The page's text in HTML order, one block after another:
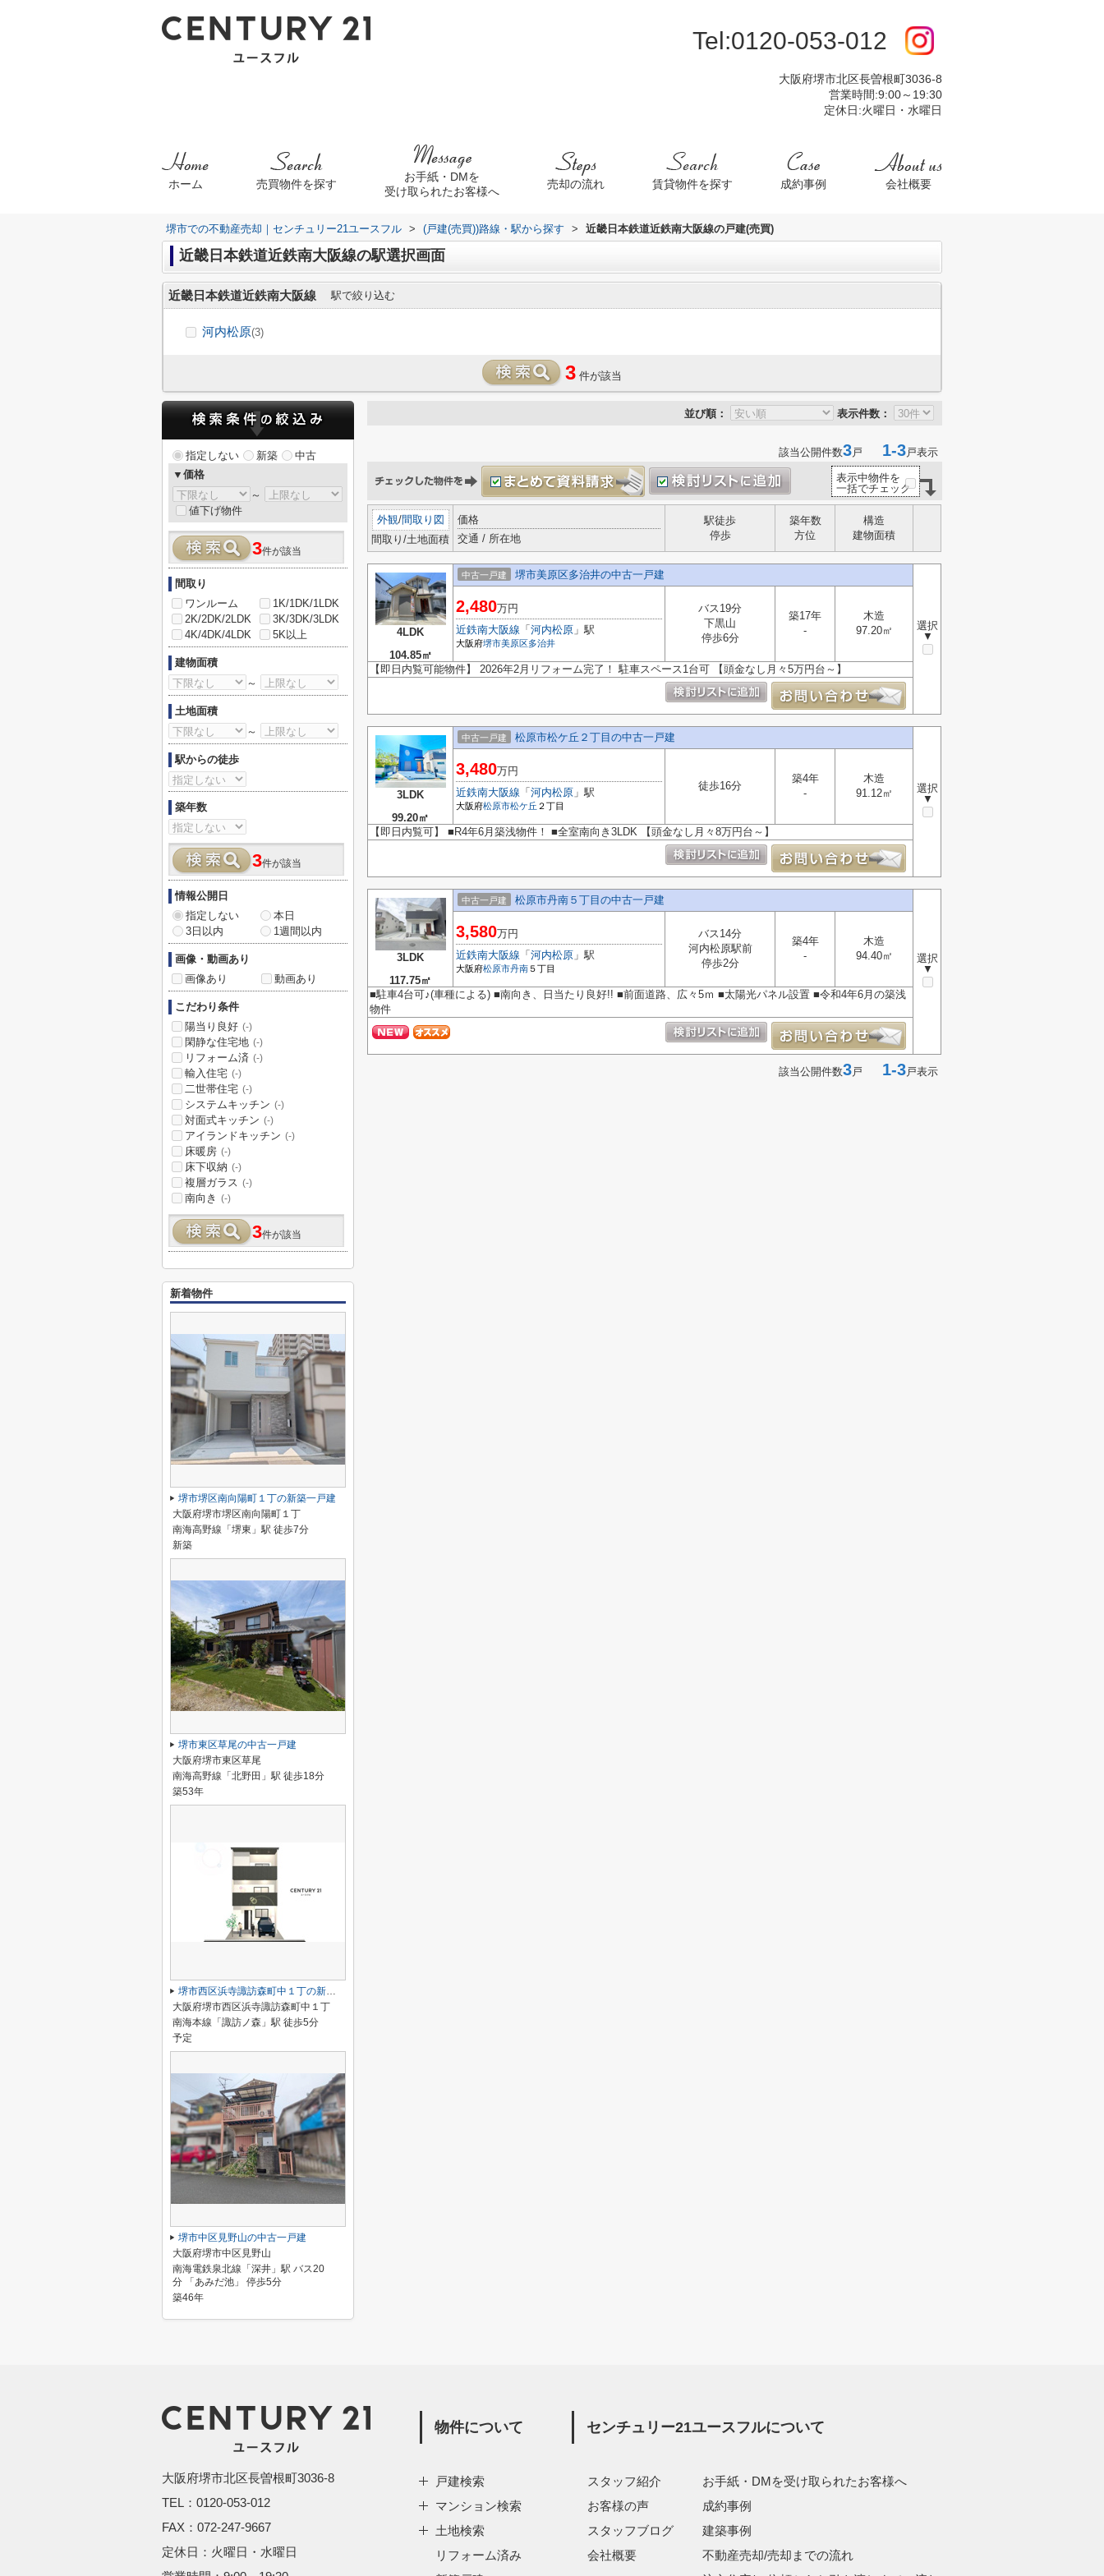
Tel:0120-053-012
大阪府堺市北区長曽根町3036-8
営業時間:9:00～19:30
定休日:火曜日・水曜日
ホーム 売買物件を探す
お手紙・DMを
受け取られたお客様へ
売却の流れ 賃貸物件を探す 成約事例 会社概要
堺市での不動産売却｜センチュリー21ユースフル > (戸建(売買))路線・駅から探す > 近畿日本鉄道近鉄南大阪線の戸建(売買)
近畿日本鉄道近鉄南大阪線の駅選択画面
近畿日本鉄道近鉄南大阪線 駅で絞り込む
河内松原(3)
3 件が該当
並び順： 表示件数：
該当公開件数3戸 1-3戸表示
表示中物件を
一括でチェック
外観/間取り図
間取り/土地面積
価格
交通 / 所在地
駅徒歩
停歩
築年数
方位
構造
建物面積
4LDK
104.85㎡
中古一戸建 堺市美原区多治井の中古一戸建
選択
▼
2,480万円
近鉄南大阪線 「 河内松原 」駅
大阪府堺市美原区多治井
バス19分
下黒山
停歩6分
築17年
-
木造
97.20㎡
【即日内覧可能物件】 2026年2月リフォーム完了！ 駐車スペース1台可 【頭金なし月々5万円台～】
3LDK
99.20㎡
中古一戸建 松原市松ケ丘２丁目の中古一戸建
選択
▼
3,480万円
近鉄南大阪線 「 河内松原 」駅
大阪府松原市松ケ丘 ２丁目
徒歩16分
築4年
-
木造
91.12㎡
【即日内覧可】 ■R4年6月築浅物件！ ■全室南向き3LDK 【頭金なし月々8万円台～】
3LDK
117.75㎡
中古一戸建 松原市丹南５丁目の中古一戸建
選択
▼
3,580万円
近鉄南大阪線 「 河内松原 」駅
大阪府松原市丹南 ５丁目
バス14分
河内松原駅前
停歩2分
築4年
-
木造
94.40㎡
■駐車4台可♪(車種による) ■南向き、日当たり良好!! ■前面道路、広々5ｍ ■太陽光パネル設置 ■令和4年6月の築浅
物件
該当公開件数3戸 1-3戸表示
指定しない 新築
中古
▼価格
～
値下げ物件
3件が該当
間取り
ワンルーム
1K/1DK/1LDK
2K/2DK/2LDK
3K/3DK/3LDK
4K/4DK/4LDK
5K以上
建物面積
～
土地面積
～
駅からの徒歩
築年数
3件が該当
情報公開日
指定しない
本日
3日以内
1週間以内
画像・動画あり
画像あり
動画あり
こだわり条件
陽当り良好 (-)
閑静な住宅地 (-)
リフォーム済 (-)
輸入住宅 (-)
二世帯住宅 (-)
システムキッチン (-)
対面式キッチン (-)
アイランドキッチン (-)
床暖房 (-)
床下収納 (-)
複層ガラス (-)
南向き (-)
3件が該当
新着物件
堺市堺区南向陽町１丁の新築一戸建
大阪府堺市堺区南向陽町１丁
南海高野線「堺東」駅 徒歩7分
新築
堺市東区草尾の中古一戸建
大阪府堺市東区草尾
南海高野線「北野田」駅 徒歩18分
築53年
堺市西区浜寺諏訪森町中１丁の新築一戸建
大阪府堺市西区浜寺諏訪森町中１丁
南海本線「諏訪ノ森」駅 徒歩5分
予定
堺市中区見野山の中古一戸建
大阪府堺市中区見野山
南海電鉄泉北線「深井」駅 バス20
分 「あみだ池」 停歩5分
築46年
大阪府堺市北区長曽根町3036-8
TEL：0120-053-012
FAX：072-247-9667
定休日：火曜日・水曜日
物件について
戸建検索
マンション検索
土地検索
リフォーム済み
センチュリー21ユースフルについて
スタッフ紹介
お客様の声
スタッフブログ
会社概要
お手紙・DMを受け取られたお客様へ
成約事例
建築事例
不動産売却/売却までの流れ